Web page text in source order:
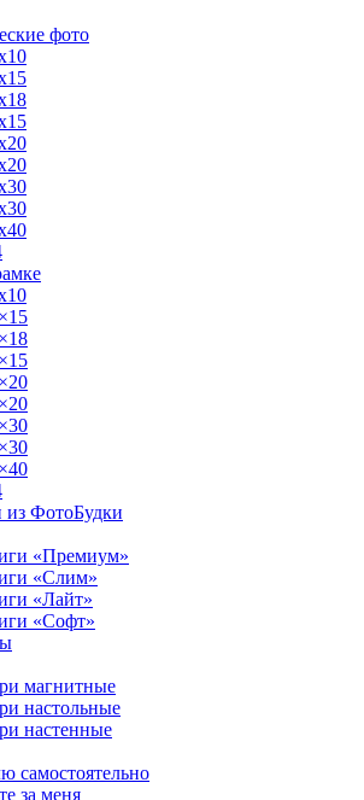
фото
из ФотоБудки
«Премиум»
«Слим»
«Лайт»
«Софт»
магнитные
настольные
настенные
самостоятельно
за меня